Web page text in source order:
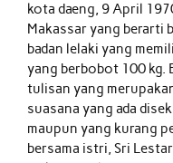
kota daeng, 9 April
Makassar yang berarti
badan lelaki yang
yang berbobot 100 kg.
tulisan yang
suasana yang ada
maupun yang kurang
bersama istri, Sri